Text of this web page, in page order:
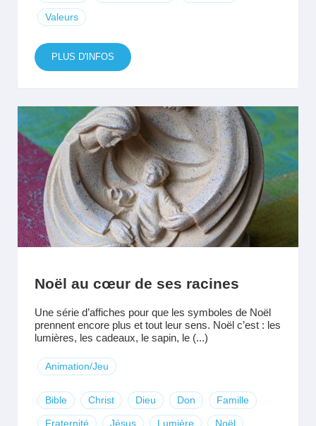
Valeurs
PLUS D'INFOS
Noël au cœur de ses racines
Une série d’affiches pour que les symboles de Noël
prennent encore plus et tout leur sens. Noël c’est : les
lumières, les cadeaux, le sapin, le (...)
Animation/Jeu
Bible Christ Dieu Don Famille
Fraternité Jésus Lumière Noël